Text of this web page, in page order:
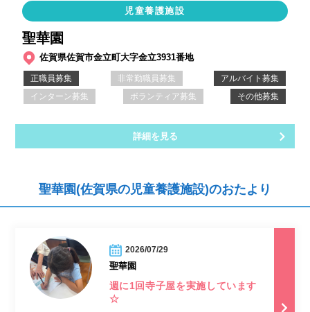
児童養護施設
聖華園
佐賀県佐賀市金立町大字金立3931番地
正職員募集 非常勤職員募集
アルバイト募集
インターン募集
ボランティア募集 その他募集
詳細を見る
聖華園(佐賀県の児童養護施設)のおたより
2026/07/29
聖華園
週に1回寺子屋を実施しています
☆